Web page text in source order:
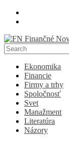
Skip
FN
Finančné
Noviny
Denník
ekonomike
spoločnosti
Ekonomika
Financie
Firmy a trhy
Spoločnosť
Svet
Manažment
Literatúra
Názory